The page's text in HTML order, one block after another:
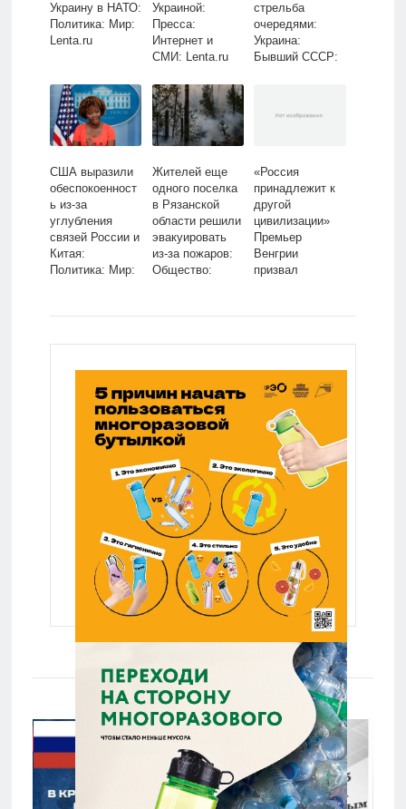
Украину в НАТО:
Политика: Мир:
Lenta.ru
Украиной:
Пресса:
Интернет и
СМИ: Lenta.ru
стрельба
очередями:
Украина:
Бывший СССР:
США выразили
обеспокоенност
ь из-за
углубления
связей России и
Китая:
Политика: Мир:
Жителей еще
одного поселка
в Рязанской
области решили
эвакуировать
из-за пожаров:
Общество:
«Россия
принадлежит к
другой
цивилизации»
Премьер
Венгрии
призвал
брать Украину в
Lenta.ru